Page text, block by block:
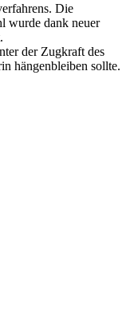
Die
wurde dank neuer
der Zugkraft des
hängenbleiben sollte.